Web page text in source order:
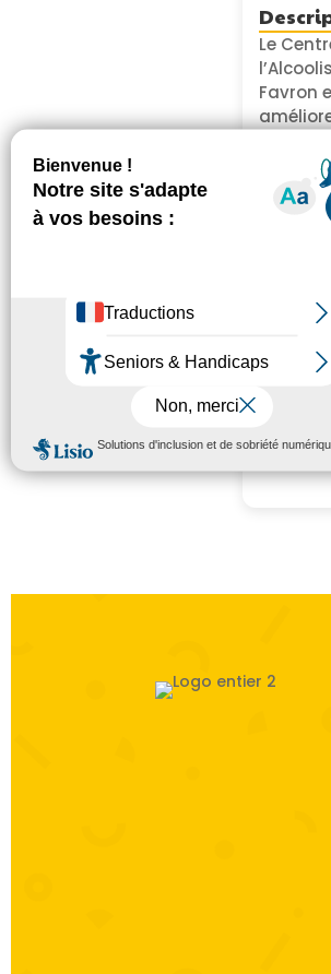
Le
Favron
Cela
public
Prise